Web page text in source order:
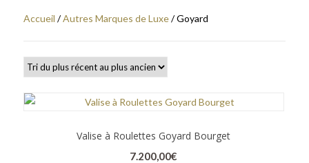
Accueil /Autres Marques de Luxe/ Goyard
Valise à Roulettes Goyard Bourget
7.200,00€